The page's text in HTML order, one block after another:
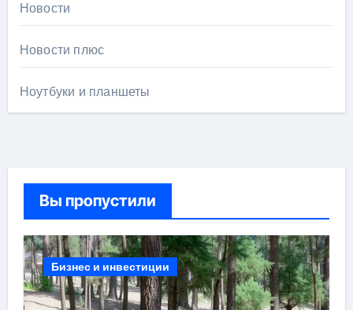
Новости
Новости плюс
Ноутбуки и планшеты
Вы пропустили
Бизнес и инвестиции